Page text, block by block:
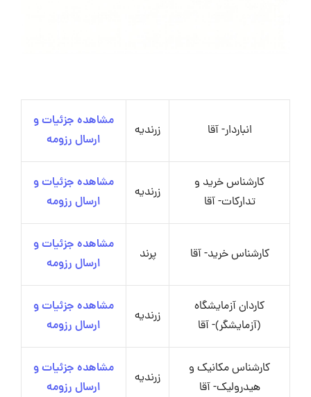
انباردار- آقا زرندیه
مشاهده جزئیات و
ارسال رزومه
کارشناس خرید و
تدارکات- آقا
زرندیه
مشاهده جزئیات و
ارسال رزومه
کارشناس خرید- آقا پرند
مشاهده جزئیات و
ارسال رزومه
کاردان آزمایشگاه
(آزمایشگر)- آقا
زرندیه
مشاهده جزئیات و
ارسال رزومه
کارشناس مکانیک و
هیدرولیک- آقا
زرندیه
مشاهده جزئیات و
ارسال رزومه